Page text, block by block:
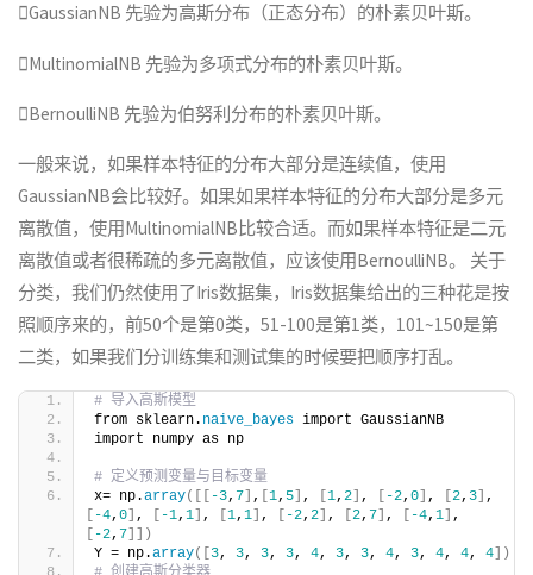
GaussianNB 先验为高斯分布（正态分布）的朴素贝叶斯。
MultinomialNB 先验为多项式分布的朴素贝叶斯。
BernoulliNB 先验为伯努利分布的朴素贝叶斯。
一般来说，如果样本特征的分布大部分是连续值，使用
GaussianNB会比较好。如果如果样本特征的分布大部分是多元
离散值，使用MultinomialNB比较合适。而如果样本特征是二元
离散值或者很稀疏的多元离散值，应该使用BernoulliNB。 关于
分类，我们仍然使用了Iris数据集，Iris数据集给出的三种花是按
照顺序来的，前50个是第0类，51-100是第1类，101~150是第
二类，如果我们分训练集和测试集的时候要把顺序打乱。
# 导入高斯模型
from sklearn. naive_bayes import GaussianNB
import numpy as np
# 定义预测变量与目标变量
x= np.array([[ -3, 7 , [1, 5 , [1,2 , -2,0 , [2, 3
-4,0 , -1,1 , [1,1 , -2,2 , [2, 7 , -4,1
-2, 7 ]])
Y = np.array([ 3, 3, 3, 3, 4, 3, 3, 4, 3, 4, 4, 4 ])